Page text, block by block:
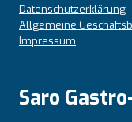
Datenschutzerklärung
Allgemeine
Impressum
Saro